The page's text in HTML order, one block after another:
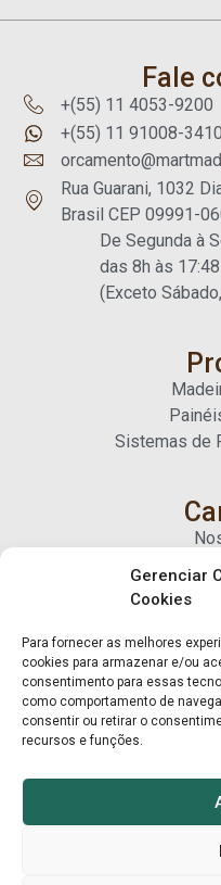
Gerenciar
Cookies
Para fornecer as melhores
cookies para armazenar e/ou
consentimento para essas
como comportamento de
consentir ou retirar o
recursos e funções.
Fale
+(55) 11 4053-9200
+(55) 11 91008-3410
Rua Guarani, 1032
Brasil CEP 09991-
De Segunda à
das 8h às 17:48
(Exceto
Sistemas de
© Mart Madeiras